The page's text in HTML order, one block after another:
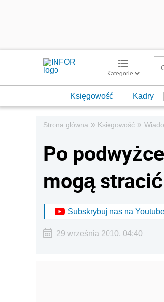
Kategorie
Księgowość Kadry
Strona główna » Księgowość »
Po
mogą
Subskrybuj nas na Youtube
29 września 2010, 04:40